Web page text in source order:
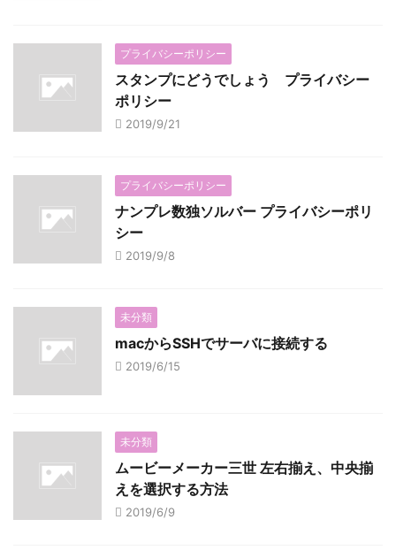
プライバシーポリシー
スタンプにどうでしょう プライバシー
ポリシー
2019/9/21
プライバシーポリシー
ナンプレ数独ソルバー プライバシーポリ
シー
2019/9/8
未分類
macからSSHでサーバに接続する
2019/6/15
未分類
ムービーメーカー三世 左右揃え、中央揃
えを選択する方法
2019/6/9